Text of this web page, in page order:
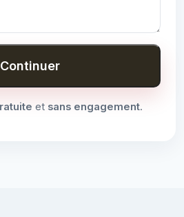
Continuer
et sans engagement.